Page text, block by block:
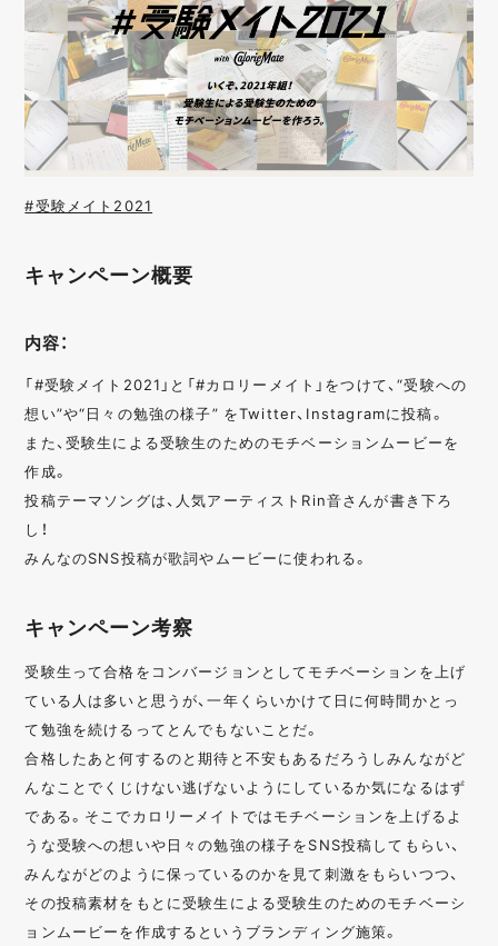
#受験メイト2021
キャンペーン概要
内容：
「#受験メイト2021」と「#カロリーメイト」をつけて、“受験への
想い”や“日々の勉強の様子” をTwitter、Instagramに投稿。
また、受験生による受験生のためのモチベーションムービーを
作成。
投稿テーマソングは、人気アーティストRin音さんが書き下ろ
し！
みんなのSNS投稿が歌詞やムービーに使われる。
キャンペーン考察
受験生って合格をコンバージョンとしてモチベーションを上げ
ている人は多いと思うが、一年くらいかけて日に何時間かとっ
て勉強を続けるってとんでもないことだ。
合格したあと何するのと期待と不安もあるだろうしみんながど
んなことでくじけない逃げないようにしているか気になるはず
である。そこでカロリーメイトではモチベーションを上げるよ
うな受験への想いや日々の勉強の様子をSNS投稿してもらい、
みんながどのように保っているのかを見て刺激をもらいつつ、
その投稿素材をもとに受験生による受験生のためのモチベーシ
ョンムービーを作成するというブランディング施策。